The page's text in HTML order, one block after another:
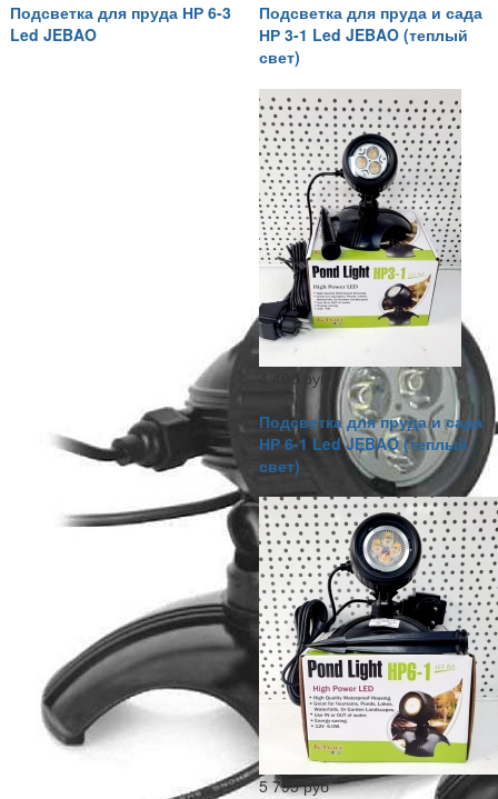
Подсветка для пруда НР 6-3
Led JEBAO
Подсветка для пруда и сада
НР 3-1 Led JEBAO (теплый
свет)
4 490 руб
Подсветка для пруда и сада
НР 6-1 Led JEBAO (теплый
свет)
5 795 руб